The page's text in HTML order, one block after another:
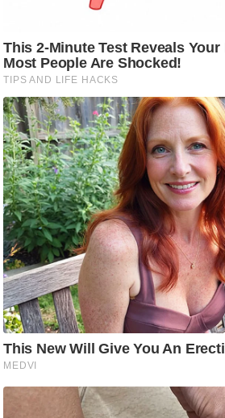
n
g
N
e
w
s
ला
इ
फ
स्टा
इ
ल
टे
क्नॉ
लॉ
जी
ब्यू